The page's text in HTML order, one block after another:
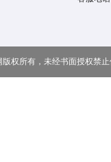
版权所有，未经书面授权